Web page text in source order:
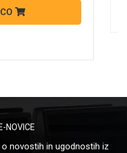
NOVICE
novostih in ugodnostih iz